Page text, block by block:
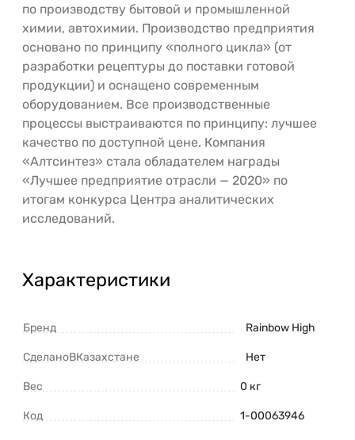
по производству бытовой и промышленной
химии, автохимии. Производство предприятия
основано по принципу «полного цикла» (от
разработки рецептуры до поставки готовой
продукции) и оснащено современным
оборудованием. Все производственные
процессы выстраиваются по принципу: лучшее
качество по доступной цене. Компания
«Алтсинтез» стала обладателем награды
«Лучшее предприятие отрасли — 2020» по
итогам конкурса Центра аналитических
исследований.
Характеристики
Бренд Rainbow High
СделаноВКазахстане Нет
Вес 0 кг
Код 1-00063946